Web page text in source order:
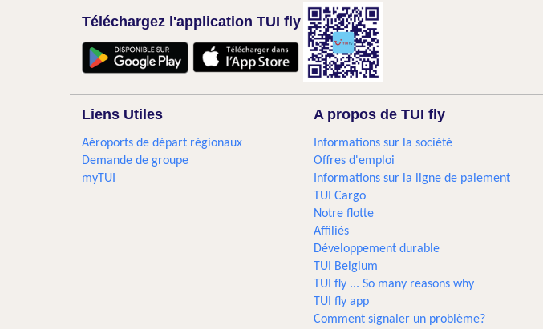
Téléchargez l'application TUI fly
Liens Utiles
Aéroports de départ régionaux
Demande de groupe
myTUI
A propos de TUI fly
Informations sur la société
Offres d'emploi
Informations sur la ligne de paiement
TUI Cargo
Notre flotte
Affiliés
Développement durable
TUI Belgium
TUI fly ... So many reasons why
TUI fly app
Comment signaler un problème?